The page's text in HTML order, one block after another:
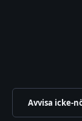
Avvisa icke-